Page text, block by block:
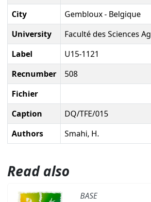
City
Gembloux - Belgique
University
Faculté des Sciences
Label
U15-1121
Recnumber
508
Fichier
Caption
DQ/TFE/015
Authors
Smahi, H.
Read also
BASE